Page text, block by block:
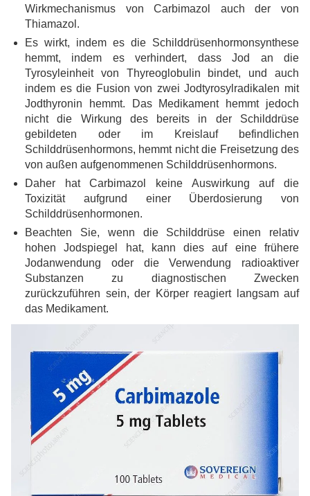
Wirkmechanismus von Carbimazol auch der von
Thiamazol.
Es wirkt, indem es die Schilddrüsenhormonsynthese
hemmt, indem es verhindert, dass Jod an die
Tyrosyleinheit von Thyreoglobulin bindet, und auch
indem es die Fusion von zwei Jodtyrosylradikalen mit
Jodthyronin hemmt. Das Medikament hemmt jedoch
nicht die Wirkung des bereits in der Schilddrüse
gebildeten oder im Kreislauf befindlichen
Schilddrüsenhormons, hemmt nicht die Freisetzung des
von außen aufgenommenen Schilddrüsenhormons.
Daher hat Carbimazol keine Auswirkung auf die
Toxizität aufgrund einer Überdosierung von
Schilddrüsenhormonen.
Beachten Sie, wenn die Schilddrüse einen relativ
hohen Jodspiegel hat, kann dies auf eine frühere
Jodanwendung oder die Verwendung radioaktiver
Substanzen zu diagnostischen Zwecken
zurückzuführen sein, der Körper reagiert langsam auf
das Medikament.